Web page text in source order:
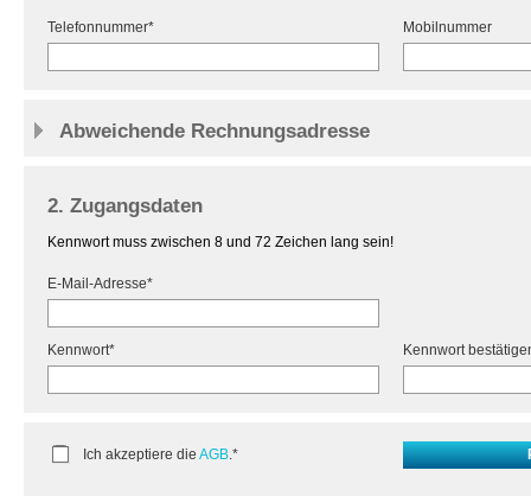
Telefonnummer* Mobilnummer
Abweichende Rechnungsadresse
2. Zugangsdaten
Kennwort muss zwischen 8 und 72 Zeichen lang sein!
E-Mail-Adresse*
Kennwort* Kennwort
Ich akzeptiere die AGB.*